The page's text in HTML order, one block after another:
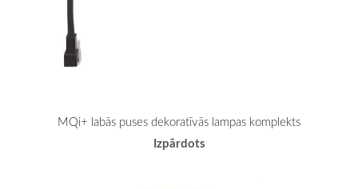
MQi+ labās puses dekoratīvās lampas komplekts
Izpārdots